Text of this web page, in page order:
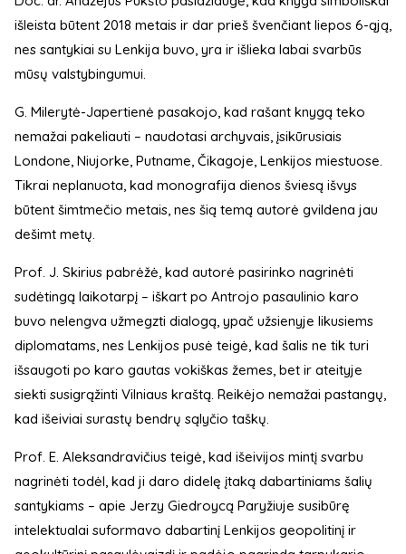
išleista būtent 2018 metais ir dar prieš švenčiant liepos 6-ąją,
nes santykiai su Lenkija buvo, yra ir išlieka labai svarbūs
mūsų valstybingumui.
G. Milerytė-Japertienė pasakojo, kad rašant knygą teko
nemažai pakeliauti – naudotasi archyvais, įsikūrusiais
Londone, Niujorke, Putname, Čikagoje, Lenkijos miestuose.
Tikrai neplanuota, kad monografija dienos šviesą išvys
būtent šimtmečio metais, nes šią temą autorė gvildena jau
dešimt metų.
Prof. J. Skirius pabrėžė, kad autorė pasirinko nagrinėti
sudėtingą laikotarpį – iškart po Antrojo pasaulinio karo
buvo nelengva užmegzti dialogą, ypač užsienyje likusiems
diplomatams, nes Lenkijos pusė teigė, kad šalis ne tik turi
išsaugoti po karo gautas vokiškas žemes, bet ir ateityje
siekti susigrąžinti Vilniaus kraštą. Reikėjo nemažai pastangų,
kad išeiviai surastų bendrų sąlyčio taškų.
Prof. E. Aleksandravičius teigė, kad išeivijos mintį svarbu
nagrinėti todėl, kad ji daro didelę įtaką dabartiniams šalių
santykiams – apie Jerzy Giedroycą Paryžiuje susibūrę
intelektualai suformavo dabartinį Lenkijos geopolitinį ir